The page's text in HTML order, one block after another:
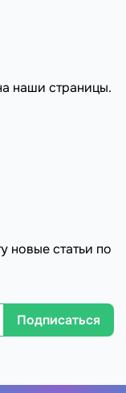
наши страницы.
новые статьи по
Подписаться